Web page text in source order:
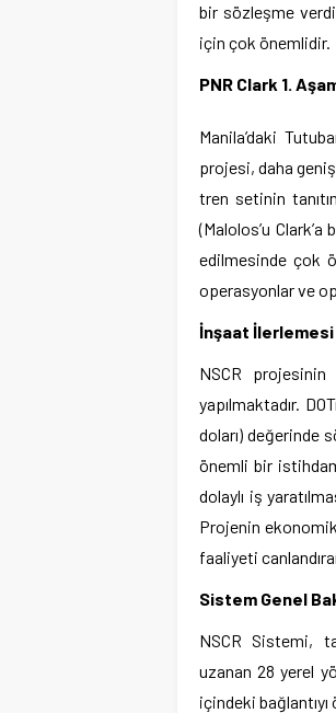
bir sözleşme
için çok önemlidir.
PNR Clark 1.
Manila’daki
projesi, daha
tren setinin
(Malolos’u
edilmesinde çok
operasyonlar ve
İnşaat
NSCR
yapılmaktadır.
doları) değerinde
önemli bir
dolaylı iş
Projenin
faaliyeti
Sistem Genel
NSCR Sistemi,
uzanan 28 yerel
içindeki bağlantıyı